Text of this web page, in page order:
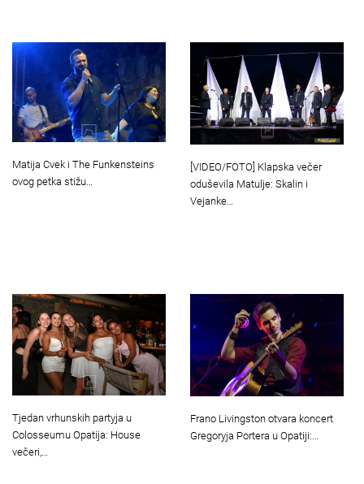
Matija Cvek i The Funkensteins
ovog petka stižu…
[VIDEO/FOTO] Klapska večer
oduševila Matulje: Skalin i
Vejanke…
Tjedan vrhunskih partyja u
Colosseumu Opatija: House
večeri,…
Frano Livingston otvara koncert
Gregoryja Portera u Opatiji:…